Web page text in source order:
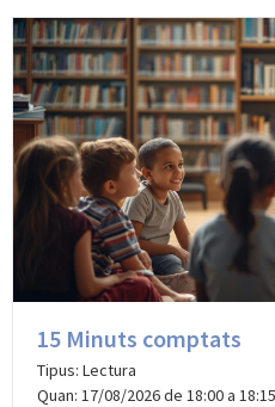
15 Minuts comptats
Tipus: Lectura
Quan: 17/08/2026 de 18:00 a